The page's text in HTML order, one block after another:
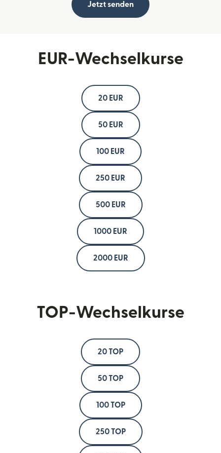
Jetzt senden
EUR-Wechselkurse
20 EUR
50 EUR
100 EUR
250 EUR
500 EUR
1000 EUR
2000 EUR
TOP-Wechselkurse
20 TOP
50 TOP
100 TOP
250 TOP